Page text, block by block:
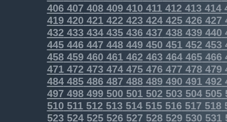
406407408409410411412413414
419420421422423424425426427
432433434435436437438439440
445446447448449450451452453
458459460461462463464465466
471472473474475476477 478479
484485486487 488489490491492
497498499500501502503504505
510511512513514515516517 518
523524525526527 528529530 531